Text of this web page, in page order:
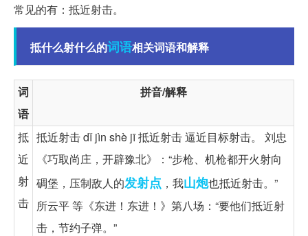
常见的有：抵近射击。
抵什么射什么的词语相关词语和解释
词
语
拼音/解释
抵
近
射
击
抵近射击 dǐ jìn shè jī 抵近射击 逼近目标射击。 刘忠
《巧取尚庄，开辟豫北》：“步枪、机枪都开火射向
碉堡，压制敌人的发射点 ，我山炮也抵近射击。”
所云平 等《东进！东进！》第八场：“要他们抵近射
击，节约子弹。”